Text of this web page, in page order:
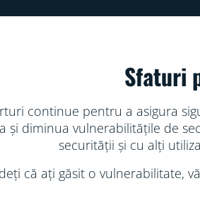
Sfaturi
continue pentru a asigura
și diminua vulnerabilitățile de
securității și cu alți
că ați găsit o vulnerabilitate,